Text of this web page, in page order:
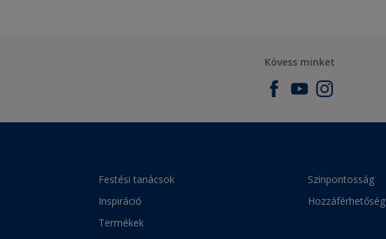
Kövess minket
Festési tanácsok
Inspiráció
Termékek
Színpontosság
Hozzáférhetőség